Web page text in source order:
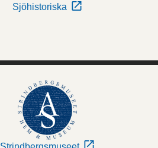
Sjöhistoriska